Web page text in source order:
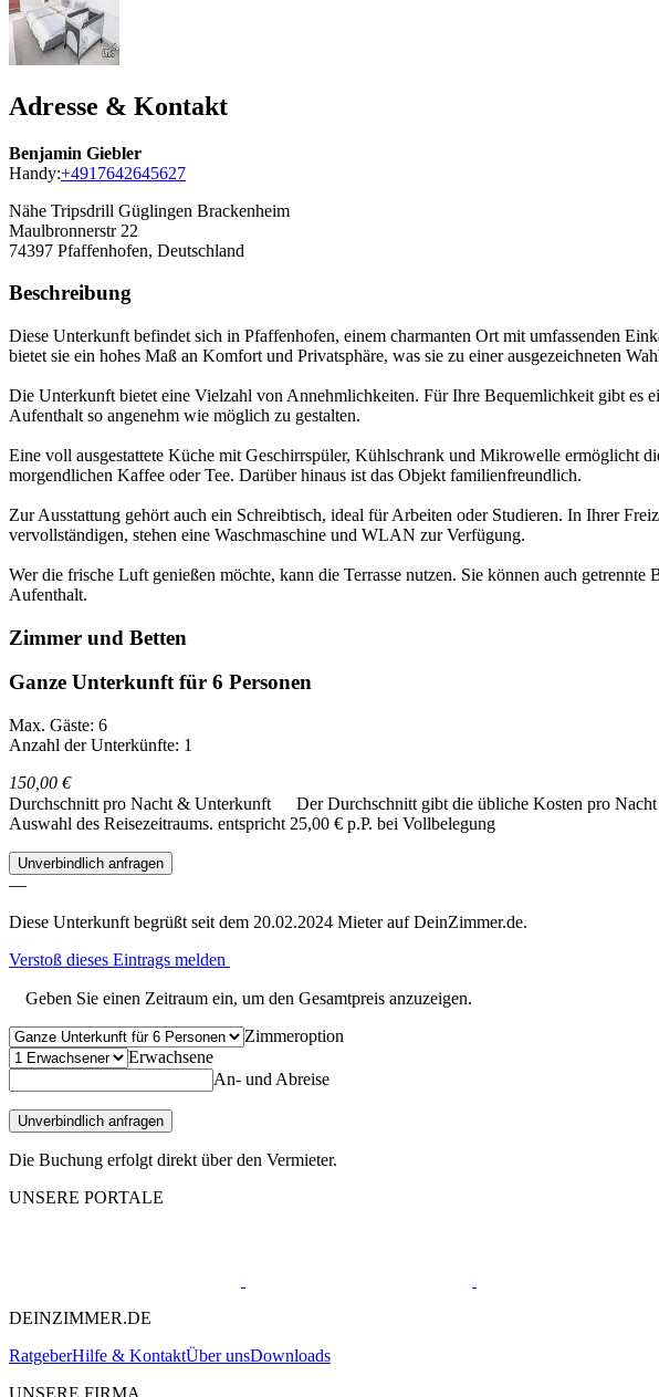
Adresse & Kontakt
Benjamin Giebler
Handy:+4917642645627
Nähe Tripsdrill Güglingen Brackenheim
Maulbronnerstr 22
74397 Pfaffenhofen, Deutschland
Beschreibung
Diese Unterkunft befindet sich in Pfaffenhofen, einem charmanten Ort mit umfassenden
bietet sie ein hohes Maß an Komfort und Privatsphäre, was sie zu einer ausgezeichneten
Die Unterkunft bietet eine Vielzahl von Annehmlichkeiten. Für Ihre Bequemlichkeit gibt es
Aufenthalt so angenehm wie möglich zu gestalten.
Eine voll ausgestattete Küche mit Geschirrspüler, Kühlschrank und Mikrowelle ermöglicht
morgendlichen Kaffee oder Tee. Darüber hinaus ist das Objekt familienfreundlich.
Zur Ausstattung gehört auch ein Schreibtisch, ideal für Arbeiten oder Studieren. In Ihrer
vervollständigen, stehen eine Waschmaschine und WLAN zur Verfügung.
Wer die frische Luft genießen möchte, kann die Terrasse nutzen. Sie können auch
Aufenthalt.
Zimmer und Betten
Ganze Unterkunft für 6 Personen
Max. Gäste: 6
Anzahl der Unterkünfte: 1
150,00 €
Durchschnitt pro Nacht & Unterkunft
Der Durchschnitt gibt die übliche Kosten pro
Auswahl des Reisezeitraums. entspricht 25,00 € p.P. bei Vollbelegung
Unverbindlich anfragen
—
Diese Unterkunft begrüßt seit dem 20.02.2024 Mieter auf DeinZimmer.de.
Verstoß dieses Eintrags melden
Geben Sie einen Zeitraum ein, um den Gesamtpreis anzuzeigen.
Zimmeroption
Erwachsene
An- und Abreise
Unverbindlich anfragen
Die Buchung erfolgt direkt über den Vermieter.
UNSERE PORTALE
DEINZIMMER.DE
RatgeberHilfe & KontaktÜber unsDownloads